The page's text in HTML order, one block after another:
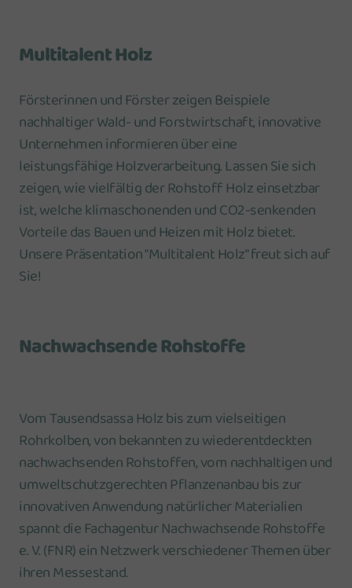
Multitalent Holz
Försterinnen und Förster zeigen Beispiele
nachhaltiger Wald- und Forstwirtschaft, innovative
Unternehmen informieren über eine
leistungsfähige Holzverarbeitung. Lassen Sie sich
zeigen, wie vielfältig der Rohstoff Holz einsetzbar
ist, welche klimaschonenden und CO2-senkenden
Vorteile das Bauen und Heizen mit Holz bietet.
Unsere Präsentation "Multitalent Holz" freut sich auf
Sie!
Nachwachsende Rohstoffe
Vom Tausendsassa Holz bis zum vielseitigen
Rohrkolben, von bekannten zu wiederentdeckten
nachwachsenden Rohstoffen, vom nachhaltigen und
umweltschutzgerechten Pflanzenanbau bis zur
innovativen Anwendung natürlicher Materialien
spannt die Fachagentur Nachwachsende Rohstoffe
e. V. (FNR) ein Netzwerk verschiedener Themen über
ihren Messestand.